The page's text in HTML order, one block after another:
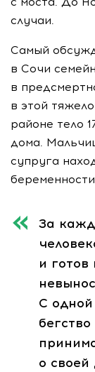
случаи.
Самый
в Сочи
в
в этой
районе тело
дома.
супруга
За
и
С одной
о